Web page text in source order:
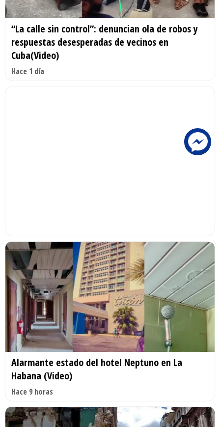
“La calle sin control”: denuncian ola de robos y
respuestas desesperadas de vecinos en
Cuba(Video)
Hace 1 día
Alarmante estado del hotel Neptuno en La
Habana (Video)
Hace 9 horas